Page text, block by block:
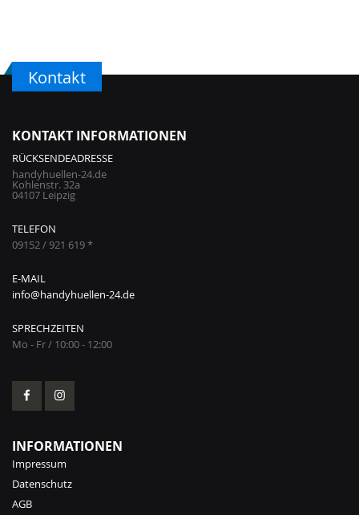
Kontakt
KONTAKT INFORMATIONEN
RÜCKSENDEADRESSE
handyhuellen-24.de
Kohlenstr. 32a
04107 Leipzig
TELEFON
09152 / 921 619 *
E-MAIL
info@handyhuellen-24.de
SPRECHZEITEN
Mo - Fr / 10:00 - 12:00
INFORMATIONEN
Impressum
Datenschutz
AGB